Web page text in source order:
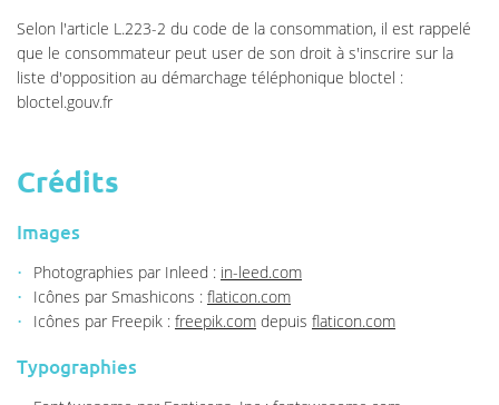
services
maçonnerie
réalisations
Avis
Actualités
Une
Selon l'article L.223-2 du code de la consommation, il est rappelé
que le consommateur peut user de son droit à s'inscrire sur la
liste d'opposition au démarchage téléphonique bloctel :
bloctel.gouv.fr
Crédits
Images
Photographies par Inleed : in-leed.com
Icônes par Smashicons : flaticon.com
Icônes par Freepik : freepik.com depuis flaticon.com
Typographies